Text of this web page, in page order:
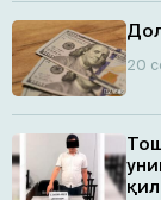
20